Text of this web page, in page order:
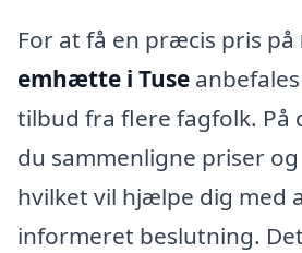
For at få en præcis pris på
emhætte i Tuse
tilbud fra flere fagfolk. På
du sammenligne priser
hvilket vil hjælpe dig med
informeret beslutning.